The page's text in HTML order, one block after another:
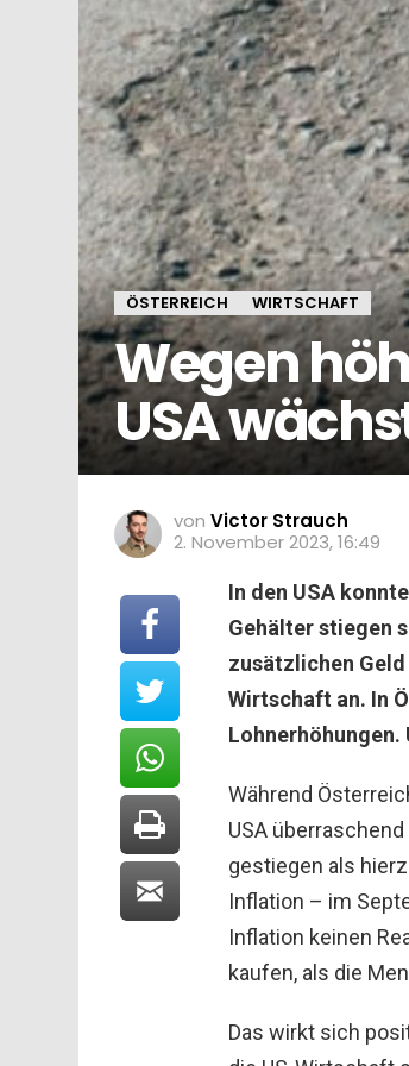
ÖSTERREICH WIRTSCHAFT
Wegen
USA
von Victor Strauch
2. November 2023, 16:49
In den USA
Gehälter stiegen
zusätzlichen
Wirtschaft an. In
Während
USA
gestiegen als
Inflation – im
Inflation keinen
kaufen, als die
Das wirkt sich